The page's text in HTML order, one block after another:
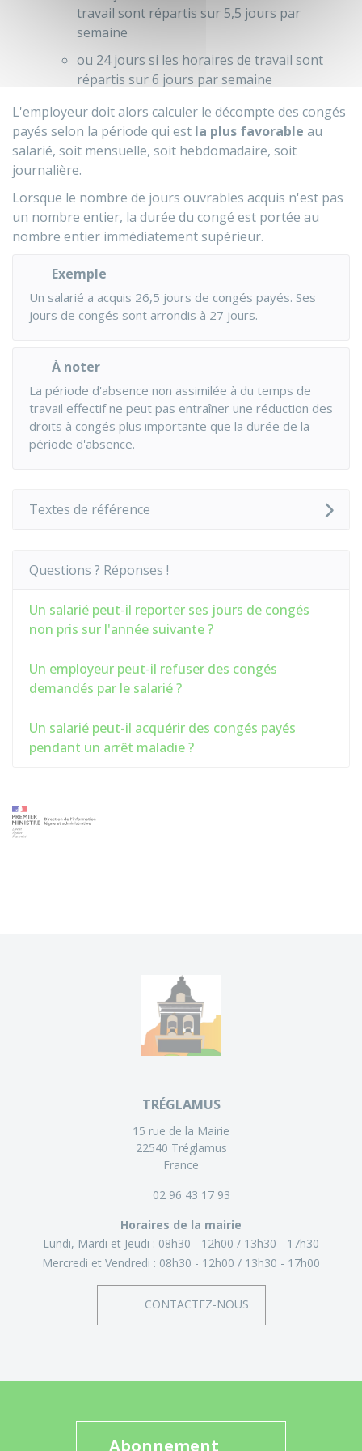
travail sont répartis sur 5,5 jours par
semaine
ou 24 jours si les horaires de travail sont
répartis sur 6 jours par semaine
L'employeur doit alors calculer le décompte des congés
payés selon la période qui est la plus favorable au
salarié, soit mensuelle, soit hebdomadaire, soit
journalière.
Lorsque le nombre de jours ouvrables acquis n'est pas
un nombre entier, la durée du congé est portée au
nombre entier immédiatement supérieur.
Exemple
Un salarié a acquis 26,5 jours de congés payés. Ses
jours de congés sont arrondis à 27 jours.
À noter
La période d'absence non assimilée à du temps de
travail effectif ne peut pas entraîner une réduction des
droits à congés plus importante que la durée de la
période d'absence.
Textes de référence
Questions ? Réponses !
Un salarié peut-il reporter ses jours de congés
non pris sur l'année suivante ?
Un employeur peut-il refuser des congés
demandés par le salarié ?
Un salarié peut-il acquérir des congés payés
pendant un arrêt maladie ?
TRÉGLAMUS
15 rue de la Mairie
22540 Tréglamus
France
02 96 43 17 93
Horaires de la mairie
Lundi, Mardi et Jeudi : 08h30 - 12h00
13h30 - 17h30
Mercredi et Vendredi : 08h30 - 12h00 13h30 - 17h00
CONTACTEZ-NOUS
Abonnement